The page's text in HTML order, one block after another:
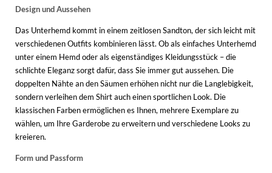
Design und Aussehen
Das Unterhemd kommt in einem zeitlosen Sandton, der sich leicht mit
verschiedenen Outfits kombinieren lässt. Ob als einfaches Unterhemd
unter einem Hemd oder als eigenständiges Kleidungsstück – die
schlichte Eleganz sorgt dafür, dass Sie immer gut aussehen. Die
doppelten Nähte an den Säumen erhöhen nicht nur die Langlebigkeit,
sondern verleihen dem Shirt auch einen sportlichen Look. Die
klassischen Farben ermöglichen es Ihnen, mehrere Exemplare zu
wählen, um Ihre Garderobe zu erweitern und verschiedene Looks zu
kreieren.
Form und Passform